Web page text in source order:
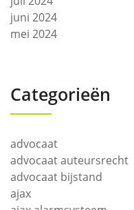
juni 2024
mei 2024
Categorieën
advocaat
advocaat auteursrecht
advocaat bijstand
ajax